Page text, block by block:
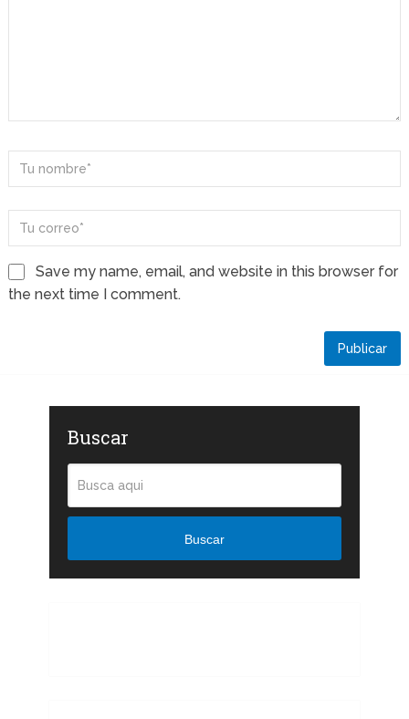
Save my name, email, and website in this browser for
the next time I comment.
Buscar
Buscar